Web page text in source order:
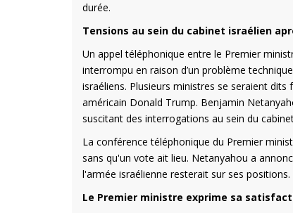
durée.
Tensions au sein du cabinet israélien
Un appel téléphonique entre le Premier
interrompu en raison d’un problème
israéliens. Plusieurs ministres se seraient dits
américain Donald Trump. Benjamin
suscitant des interrogations au sein du
La conférence téléphonique du Premier
sans qu'un vote ait lieu. Netanyahou a
l'armée israélienne resterait sur ses positions.
Le Premier ministre exprime sa